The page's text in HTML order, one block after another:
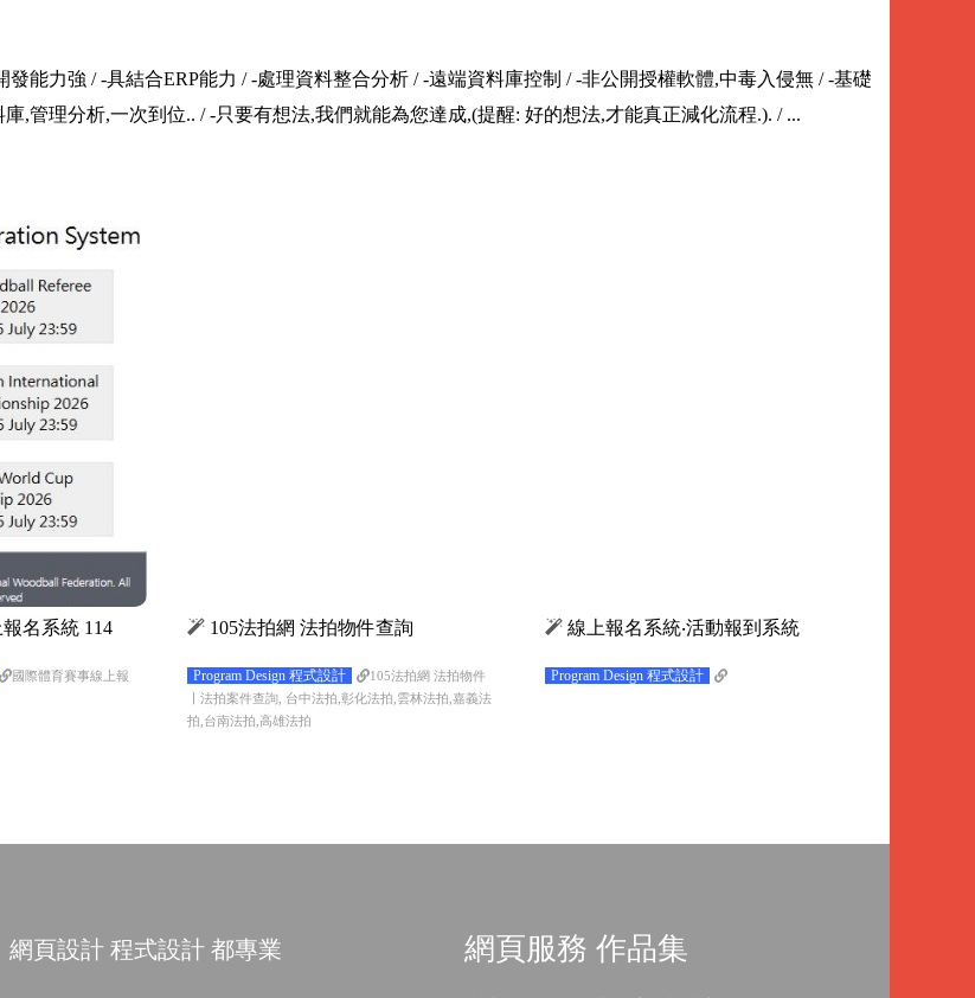
發能力強 / -具結合ERP能力 / -處理資料整合分析 / -遠端資料庫控制 / -非公開授權軟體,中毒入侵無 / -基礎
,管理分析,一次到位.. / -只要有想法,我們就能為您達成,(提醒: 好的想法,才能真正減化流程.). / ...
名系統 114
國際體育賽事線上報
105法拍網 法拍物件查詢
Program Design 程式設計
105法拍網 法拍物件
〡法拍案件查詢, 台中法拍,彰化法拍,雲林法拍,嘉義法
拍,台南法拍,高雄法拍
線上報名系統‧活動報到系統
Program Design 程式設計
網頁設計 程式設計 都專業 網頁服務 作品集